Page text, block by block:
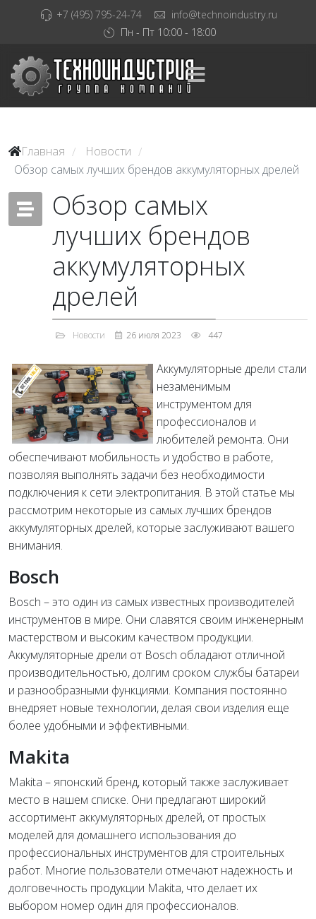
+7 (495) 795-24-74
info@technoindustry.ru
Пн - Пт 10:00 - 18:00
Главная / Новости /
Обзор самых лучших брендов аккумуляторных дрелей
Обзор самых
лучших брендов
аккумуляторных
дрелей
Новости 26 июля 2023 447
Аккумуляторные дрели стали
незаменимым
инструментом для
профессионалов и
любителей ремонта. Они
обеспечивают мобильность и удобство в работе,
позволяя выполнять задачи без необходимости
подключения к сети электропитания. В этой статье мы
рассмотрим некоторые из самых лучших брендов
аккумуляторных дрелей, которые заслуживают вашего
внимания.
Bosch
Bosch – это один из самых известных производителей
инструментов в мире. Они славятся своим инженерным
мастерством и высоким качеством продукции.
Аккумуляторные дрели от Bosch обладают отличной
производительностью, долгим сроком службы батареи
и разнообразными функциями. Компания постоянно
внедряет новые технологии, делая свои изделия еще
более удобными и эффективными.
Makita
Makita – японский бренд, который также заслуживает
место в нашем списке. Они предлагают широкий
ассортимент аккумуляторных дрелей, от простых
моделей для домашнего использования до
профессиональных инструментов для строительных
работ. Многие пользователи отмечают надежность и
долговечность продукции Makita, что делает их
выбором номер один для профессионалов.